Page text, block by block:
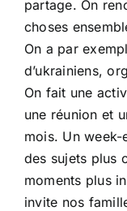
partage. On
choses
On a par
d’ukrainiens,
On fait une
une réunion et
mois. Un
des sujets plus
moments plus
invite nos